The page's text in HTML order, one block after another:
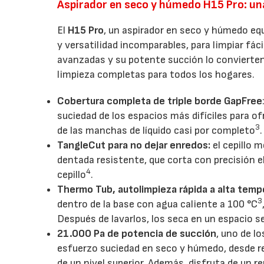
Aspirador en seco y húmedo H15 Pro:
El H15 Pro, un aspirador en seco y húmedo
y versatilidad incomparables, para limpiar
avanzadas y su potente succión lo
limpieza completas para todos los hogares.
Cobertura completa de triple borde GapFree
suciedad de los espacios más difíciles para
de las manchas de líquido casi por completo3.
TangleCut para no dejar enredos: el cepillo
dentada resistente, que corta con precisión
cepillo4.
Thermo Tub, autolimpieza rápida a alta
dentro de la base con agua caliente a 100 °C3
Después de lavarlos, los seca en un espacio
21.000 Pa de potencia de succión, uno de
esfuerzo suciedad en seco y húmedo,